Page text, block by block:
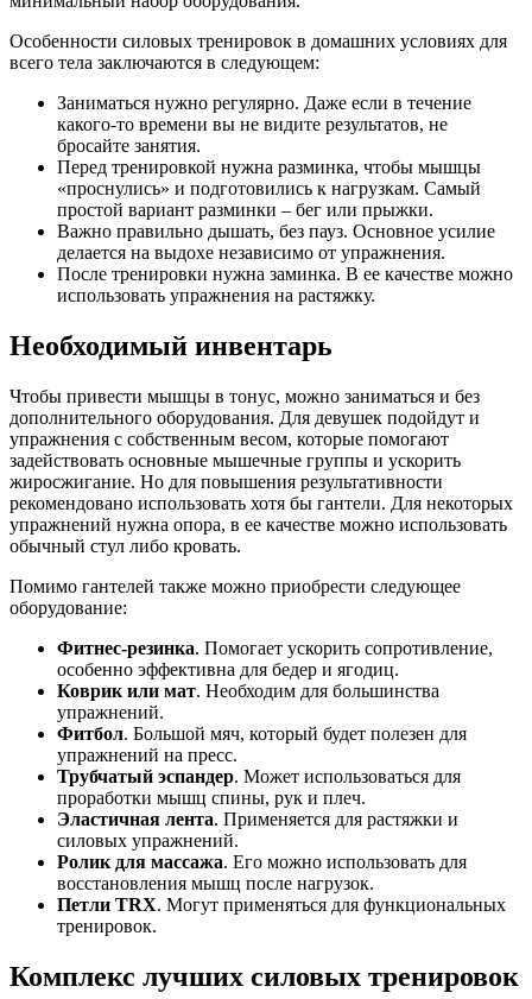
Особенности силовых тренировок в домашних условиях для
всего тела заключаются в следующем:
Заниматься нужно регулярно. Даже если в течение
какого-то времени вы не видите результатов, не
бросайте занятия.
Перед тренировкой нужна разминка, чтобы мышцы
«проснулись» и подготовились к нагрузкам. Самый
простой вариант разминки – бег или прыжки.
Важно правильно дышать, без пауз. Основное усилие
делается на выдохе независимо от упражнения.
После тренировки нужна заминка. В ее качестве можно
использовать упражнения на растяжку.
Необходимый инвентарь
Чтобы привести мышцы в тонус, можно заниматься и без
дополнительного оборудования. Для девушек подойдут и
упражнения с собственным весом, которые помогают
задействовать основные мышечные группы и ускорить
жиросжигание. Но для повышения результативности
рекомендовано использовать хотя бы гантели. Для некоторых
упражнений нужна опора, в ее качестве можно использовать
обычный стул либо кровать.
Помимо гантелей также можно приобрести следующее
оборудование:
Фитнес-резинка. Помогает ускорить сопротивление,
особенно эффективна для бедер и ягодиц.
Коврик или мат. Необходим для большинства
упражнений.
Фитбол. Большой мяч, который будет полезен для
упражнений на пресс.
Трубчатый эспандер. Может использоваться для
проработки мышц спины, рук и плеч.
Эластичная лента. Применяется для растяжки и
силовых упражнений.
Ролик для массажа. Его можно использовать для
восстановления мышц после нагрузок.
Петли TRX. Могут применяться для функциональных
тренировок.
Комплекс лучших силовых тренировок